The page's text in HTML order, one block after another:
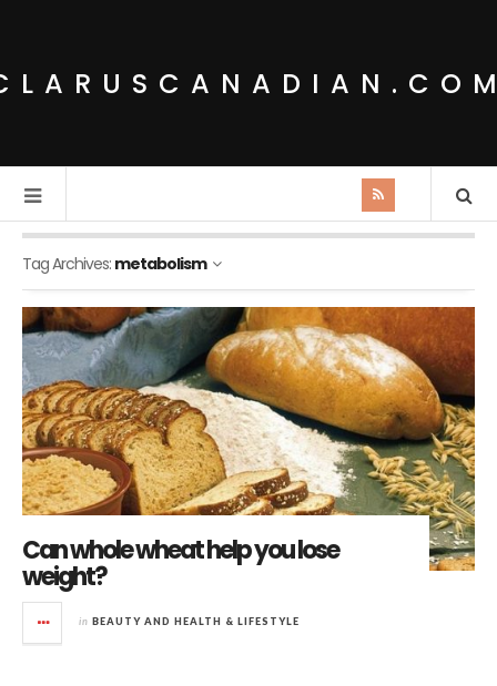
Tag Archives: metabolism
Can whole wheat help you lose
weight?
in BEAUTY AND HEALTH & LIFESTYLE